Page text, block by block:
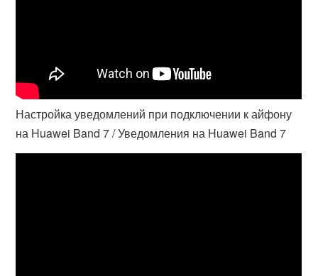
Настройка уведомлений при подключении к айфону
на Huawei Band 7 / Уведомления на Huawei Band 7